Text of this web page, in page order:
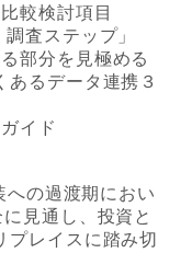
較検討項目
査ステップ」
部分を見極める
あるデータ連携３
イド
の過渡期におい
見通し、投資と
プレイスに踏み切